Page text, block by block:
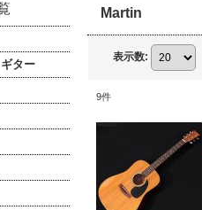
ター
Martin
表示数:
9件